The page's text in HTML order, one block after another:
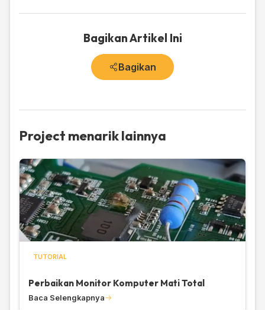
Bagikan Artikel Ini
Bagikan
Project menarik lainnya
TUTORIAL
Perbaikan Monitor Komputer Mati Total
Baca Selengkapnya